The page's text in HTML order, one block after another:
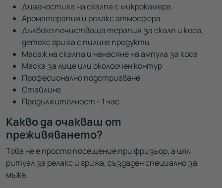
Диагностика на скалпа с микрокамера
Ароматерапия и релакс атмосфера
Дълбоко почистваща терапия за скалп и коса,
детокс грижа с пилинг продукти
Масаж на скалпа и нанасяне на ампула за коса
Маска за лице или околоочен контур
Професионално подстригване
Стайлинг
Продължителност - 1 час
Какво да очакваш от
преживяването?
Това не е просто посещение при фризьор, а цял
ритуал за релакс и грижа, създаден специално за
мъже.